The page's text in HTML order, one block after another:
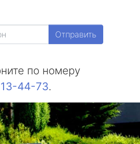
Отправить
по номеру
44-73.